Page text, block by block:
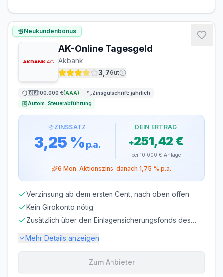
flexibel, täglich
kündbar
VERLÄNGERUNG
MINDESTEINLAGE
10 €
MAXIMALEINLAGE
ZINSGUTSCHRIFT
AK-Online Tagesgeld
Akbank
3,7Gut
🇩🇪100.000 €(AAA) Zinsgutschrift: jährlich
Autom. Steuerabführung
ZINSSATZ
3,25 %p.a.
DEIN ERTRAG
+251,42 €
bei 10.000 € Anlage
6 Mon. Aktionszins· danach 1,75 % p.a.
Neukundenbonus
Verzinsung ab dem ersten Cent, nach oben offen
Kein Girokonto nötig
Zusätzlich über den Einlagensicherungsfonds des
Mehr Details anzeigen
Zum Anbieter